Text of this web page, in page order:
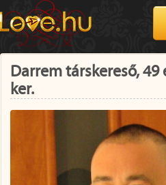
Darrem társkereső, 49
ker.